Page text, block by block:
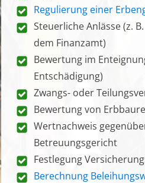
Regulierung einer
Steuerliche Anlässe (z.
dem Finanzamt)
Bewertung im
Entschädigung)
Zwangs- oder
Bewertung von
Wertnachweis
Betreuungsgericht
Festlegung
Berechnung